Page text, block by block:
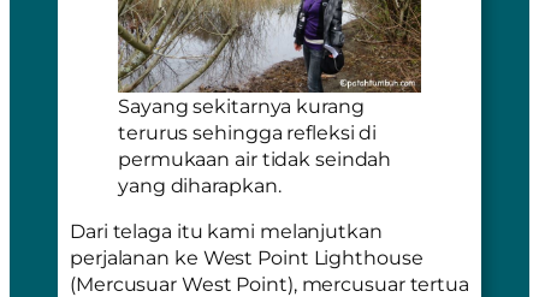
Sayang sekitarnya kurang
terurus sehingga refleksi di
permukaan air tidak seindah
yang diharapkan.
Dari telaga itu kami melanjutkan
perjalanan ke West Point Lighthouse
(Mercusuar West Point), mercusuar tertua